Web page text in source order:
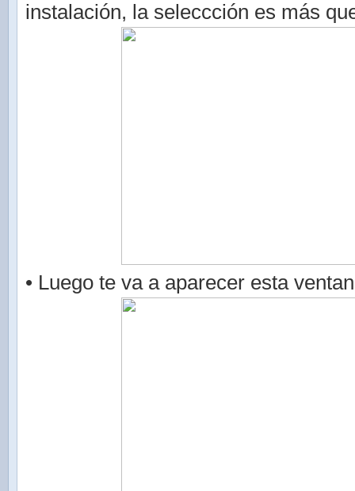
instalación, la seleccción es más
• Luego te va a aparecer esta